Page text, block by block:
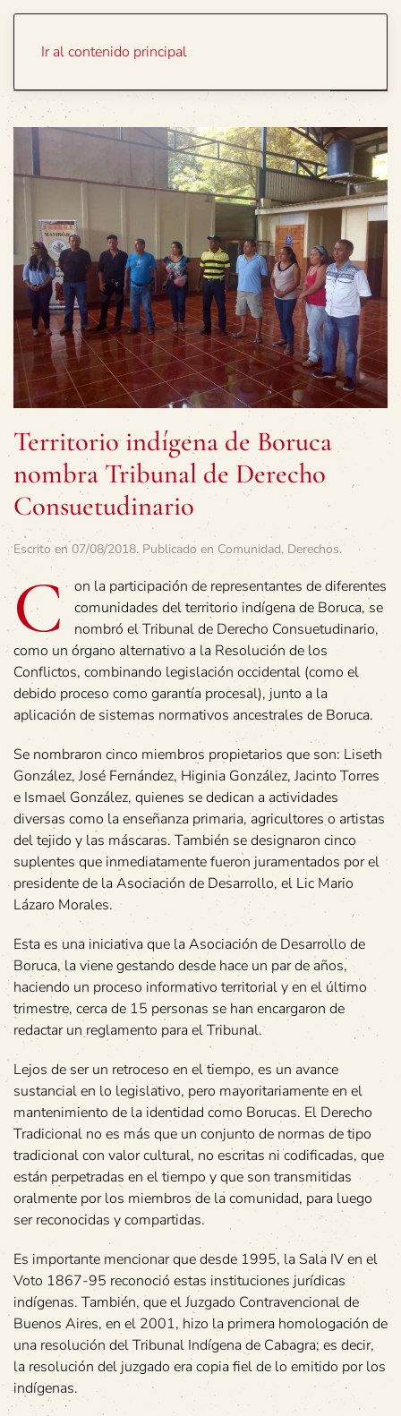
Ir al contenido principal
Territorio indígena de Boruca
nombra Tribunal de Derecho
Consuetudinario
Escrito en 07/08/2018. Publicado en Comunidad, Derechos.
C
on la participación de representantes de diferentes
comunidades del territorio indígena de Boruca, se
nombró el Tribunal de Derecho Consuetudinario,
como un órgano alternativo a la Resolución de los
Conflictos, combinando legislación occidental (como el
debido proceso como garantía procesal), junto a la
aplicación de sistemas normativos ancestrales de Boruca.
Se nombraron cinco miembros propietarios que son: Liseth
González, José Fernández, Higinia González, Jacinto Torres
e Ismael González, quienes se dedican a actividades
diversas como la enseñanza primaria, agricultores o artistas
del tejido y las máscaras. También se designaron cinco
suplentes que inmediatamente fueron juramentados por el
presidente de la Asociación de Desarrollo, el Lic Mario
Lázaro Morales.
Esta es una iniciativa que la Asociación de Desarrollo de
Boruca, la viene gestando desde hace un par de años,
haciendo un proceso informativo territorial y en el último
trimestre, cerca de 15 personas se han encargaron de
redactar un reglamento para el Tribunal.
Lejos de ser un retroceso en el tiempo, es un avance
sustancial en lo legislativo, pero mayoritariamente en el
mantenimiento de la identidad como Borucas. El Derecho
Tradicional no es más que un conjunto de normas de tipo
tradicional con valor cultural, no escritas ni codificadas, que
están perpetradas en el tiempo y que son transmitidas
oralmente por los miembros de la comunidad, para luego
ser reconocidas y compartidas.
Es importante mencionar que desde 1995, la Sala IV en el
Voto 1867-95 reconoció estas instituciones jurídicas
indígenas. También, que el Juzgado Contravencional de
Buenos Aires, en el 2001, hizo la primera homologación de
una resolución del Tribunal Indígena de Cabagra; es decir,
la resolución del juzgado era copia fiel de lo emitido por los
indígenas.